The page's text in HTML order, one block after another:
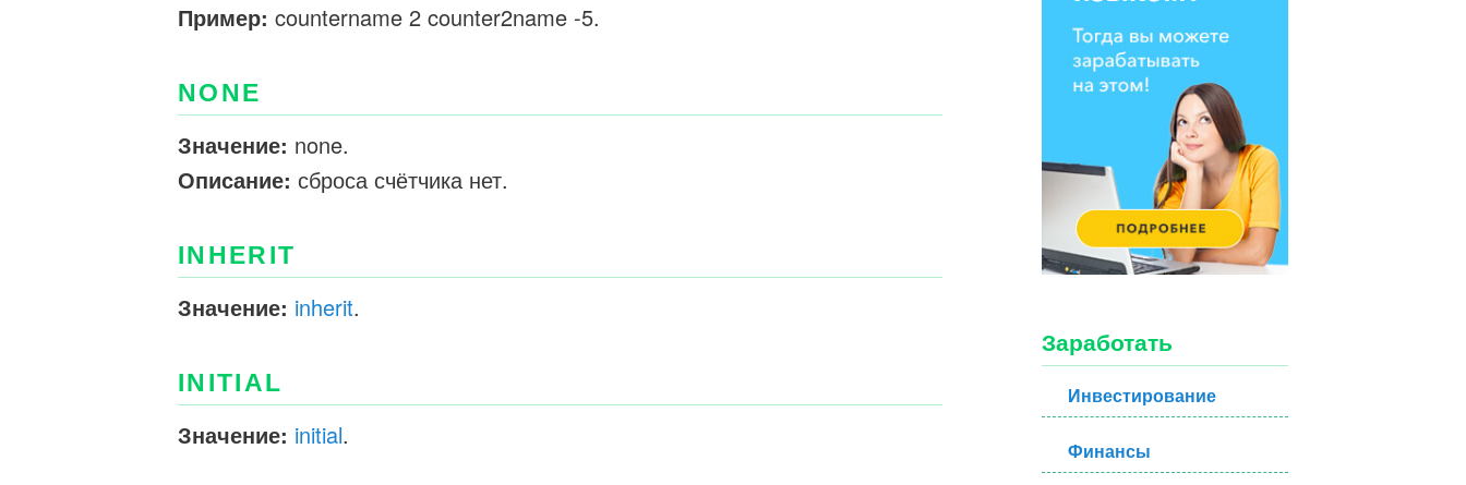
Пример: countername 2 counter2name -5.
NONE
Значение: none.
Описание: сброса счётчика нет.
INHERIT
Значение: inherit.
INITIAL
Значение: initial.
Заработать
Инвестирование
Финансы